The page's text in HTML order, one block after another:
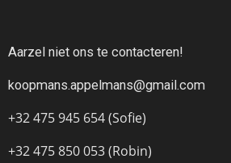
Aarzel niet ons te contacteren!
koopmans.appelmans@gmail.com
+32 475 945 654 (Sofie)
+32 475 850 053 (Robin)